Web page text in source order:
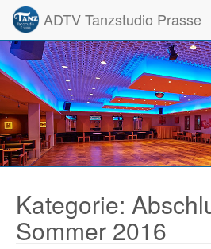
ADTV Tanzstudio Prasse
Kategorie:
Sommer 2016